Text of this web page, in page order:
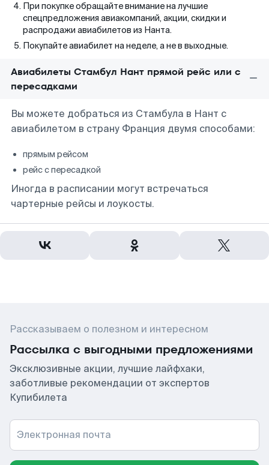
При покупке обращайте внимание на лучшие
спецпредложения авиакомпаний, акции, скидки и
распродажи авиабилетов из Нанта.
Покупайте авиабилет на неделе, а не в выходные.
Авиабилеты Стамбул Нант прямой рейс или с
пересадками
Вы можете добраться из Стамбула в Нант с
авиабилетом в страну Франция двумя способами:
прямым рейсом
рейс с пересадкой
Иногда в расписании могут встречаться
чартерные рейсы и лоукосты.
Рассказываем о полезном и интересном
Рассылка с выгодными предложениями
Эксклюзивные акции, лучшие лайфхаки,
заботливые рекомендации от экспертов
Купибилета
Электронная почта